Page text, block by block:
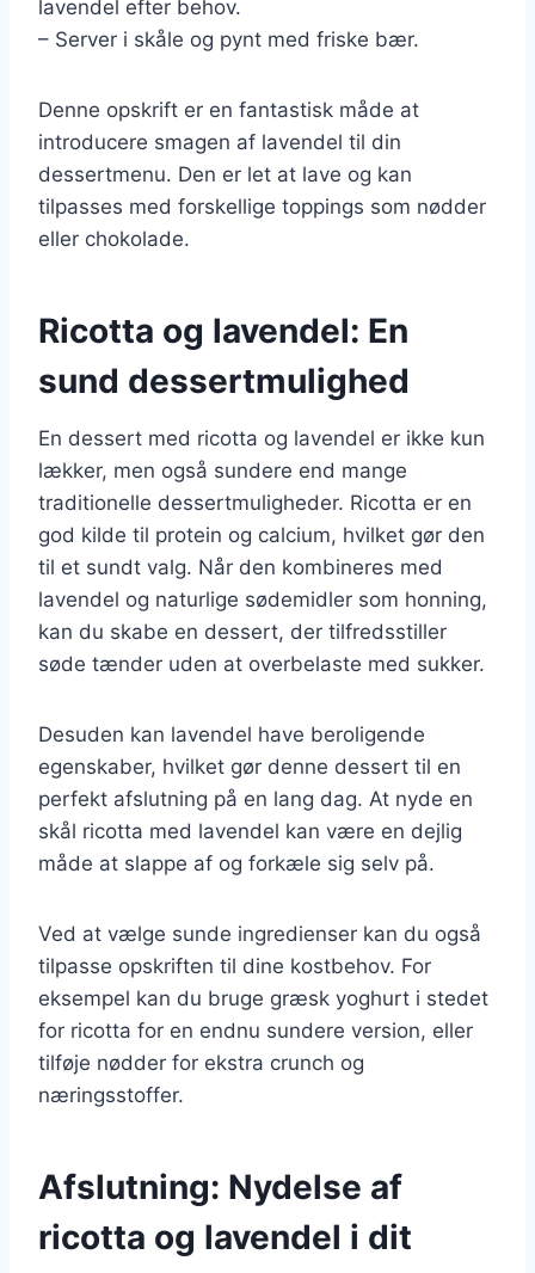
lavendel efter behov.
– Server i skåle og pynt med friske bær.
Denne opskrift er en fantastisk måde at
introducere smagen af lavendel til din
dessertmenu. Den er let at lave og kan
tilpasses med forskellige toppings som nødder
eller chokolade.
Ricotta og lavendel: En
sund dessertmulighed
En dessert med ricotta og lavendel er ikke kun
lækker, men også sundere end mange
traditionelle dessertmuligheder. Ricotta er en
god kilde til protein og calcium, hvilket gør den
til et sundt valg. Når den kombineres med
lavendel og naturlige sødemidler som honning,
kan du skabe en dessert, der tilfredsstiller
søde tænder uden at overbelaste med sukker.
Desuden kan lavendel have beroligende
egenskaber, hvilket gør denne dessert til en
perfekt afslutning på en lang dag. At nyde en
skål ricotta med lavendel kan være en dejlig
måde at slappe af og forkæle sig selv på.
Ved at vælge sunde ingredienser kan du også
tilpasse opskriften til dine kostbehov. For
eksempel kan du bruge græsk yoghurt i stedet
for ricotta for en endnu sundere version, eller
tilføje nødder for ekstra crunch og
næringsstoffer.
Afslutning: Nydelse af
ricotta og lavendel i dit